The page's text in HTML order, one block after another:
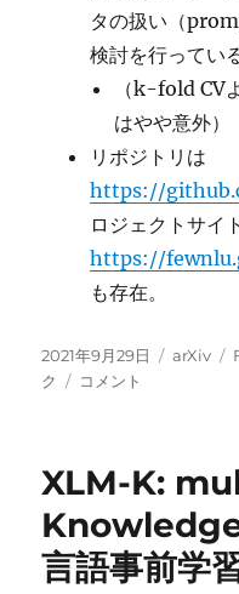
タの扱い（
検討を行っている
（k-fold CV
はやや意外）
リポジトリは
https://
ロジェクトサイ
https://
も存在。
投
稿
2021年9月29日
カ
arXiv
ク
FewNLU:
自
言
語
理
コメント
XLM-K:
Knowledge
言語事前学